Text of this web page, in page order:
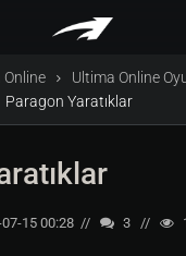
Online
Ultima Online
Paragon Yaratıklar
15 00:28 3